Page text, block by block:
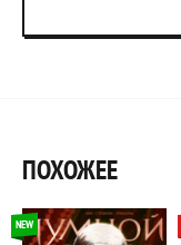
ПОХОЖЕЕ
NEW